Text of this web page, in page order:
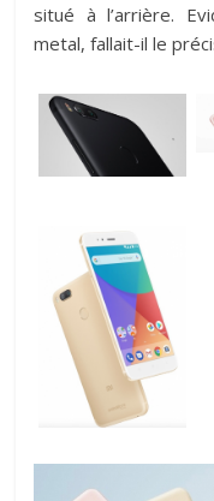
situé à l’arrière.
metal, fallait-il le